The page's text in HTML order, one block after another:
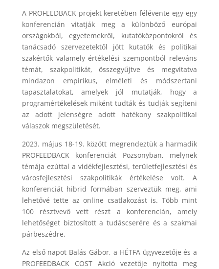
A PROFEEDBACK projekt keretében félévente egy-egy
konferencián vitatják meg a különböző európai
országokból, egyetemekről, kutatóközpontokról és
tanácsadó szervezetektől jött kutatók és politikai
szakértők valamely értékelési szempontból releváns
témát, szakpolitikát, összegyűjtve és megvitatva
mindazon empirikus, elméleti és módszertani
tapasztalatokat, amelyek jól mutatják, hogy a
programértékelések miként tudták és tudják segíteni
az adott jelenségre adott hatékony szakpolitikai
válaszok megszületését.
2023. május 18-19. között megrendeztük a harmadik
PROFEEDBACK konferenciát Pozsonyban, melynek
témája ezúttal a vidékfejlesztési, területfejlesztési és
városfejlesztési szakpolitikák értékelése volt. A
konferenciát hibrid formában szerveztük meg, ami
lehetővé tette az online csatlakozást is. Több mint
100 résztvevő vett részt a konferencián, amely
lehetőséget biztosított a tudáscserére és a szakmai
párbeszédre.
Az első napot Balás Gábor, a HÉTFA ügyvezetője és a
PROFEEDBACK COST Akció vezetője nyitotta meg